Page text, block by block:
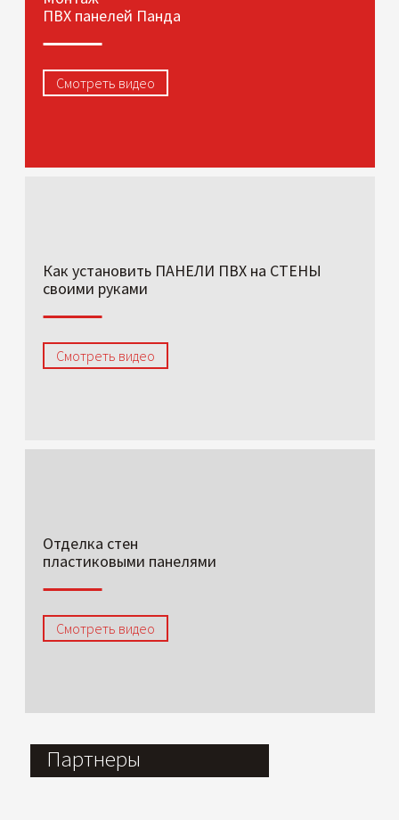
ПВХ панелей Панда
Смотреть видео
Как установить ПАНЕЛИ ПВХ на СТЕНЫ
своими руками
Смотреть видео
Отделка стен
пластиковыми панелями
Смотреть видео
Партнеры